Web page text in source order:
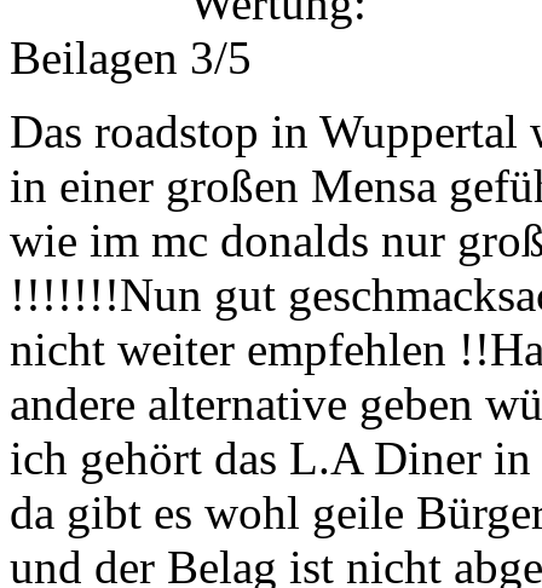
Beilagen
Das roadstop in Wuppertal
in einer großen Mensa
wie im mc donalds nur
!!!!!!!Nun gut
nicht weiter empfehlen
andere alternative geben
ich gehört das L.A Diner in
da gibt es wohl geile
und der Belag ist nicht